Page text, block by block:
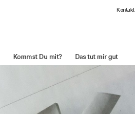
Kontakt
Kommst Du mit? Das tut mir gut